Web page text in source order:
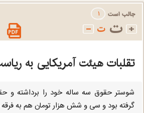
۱
تقلبات هیئت آمریکایی به
شوستر حقوق سه ساله خود را برداشته و
گرفته بود و سی و شش هزار تومان هم به